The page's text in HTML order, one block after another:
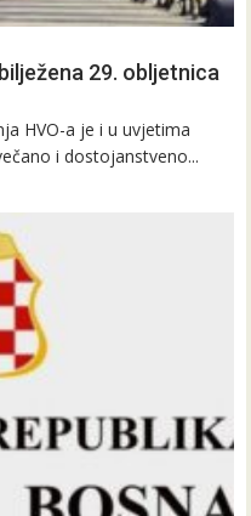
29. obljetnica
HVO-a je i u uvjetima
i dostojanstveno...